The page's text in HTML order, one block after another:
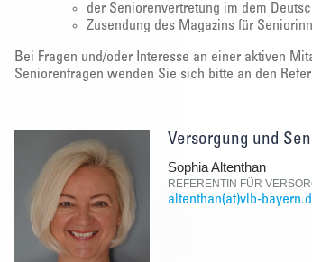
der Seniorenvertretung im dem
Zusendung des Magazins für
Bei Fragen und/oder Interesse an einer aktiven
Seniorenfragen wenden Sie sich bitte an den
Versorgung und
Sophia Altenthan
REFERENTIN FÜR
altenthan(at)vlb-